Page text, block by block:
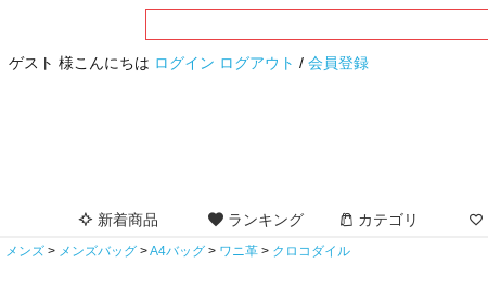
ゲスト 様こんにちは ログイン ログアウト / 会員登録
新着商品 ランキング カテゴリ
メンズ メンズバッグ A4バッグ ワニ革 クロコダイル